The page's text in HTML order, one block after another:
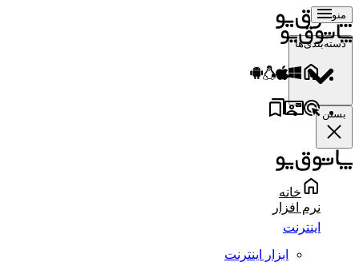
منو
دسته‌بندی‌ها
بستن
خانه
نرم افزار
اینترنت
ابزار اینترنت